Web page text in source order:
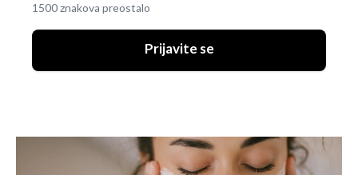
1500 znakova preostalo
Prijavite se